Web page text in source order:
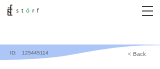
ID: 125445114 < Back